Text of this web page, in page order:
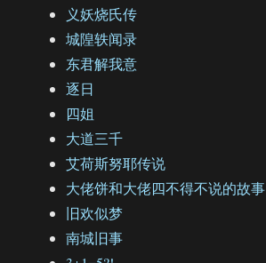
义妖烧氏传
城隍轶闻录
东君解我意
逐日
四姐
大道三千
艾荷斯努耶传说
大佬饼和大佬四不得不说的故事
旧欢似梦
南城旧事